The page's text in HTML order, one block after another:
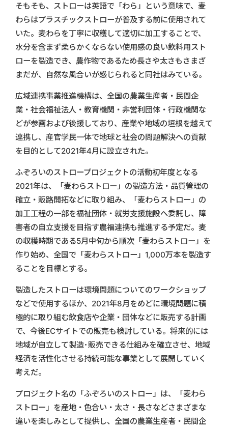
そもそも、ストローは英語で「わら」という意味で、麦
わらはプラスチックストローが普及する前に使用されて
いた。麦わらを丁寧に収穫して適切に加工することで、
水分を含まず柔らかくならない使用感の良い飲料用スト
ローを製造でき、農作物であるため長さや太さもさまざ
まだが、自然な風合いが感じられると同社はみている。
広域連携事業推進機構は、全国の農業生産者・民間企
業・社会福祉法人・教育機関・非営利団体・行政機関な
どが参画および後援しており、産業や地域の垣根を越えて
連携し、産官学民一体で地球と社会の問題解決への貢献
を目的として2021年4月に設立された。
ふぞろいのストロープロジェクトの活動初年度となる
2021年は、「麦わらストロー」の製造方法・品質管理の
確立・販路開拓などに取り組み、「麦わらストロー」の
加工工程の一部を福祉団体・就労支援施設へ委託し、障
害者の自立支援を目指す農福連携も推進する予定だ。麦
の収穫時期である5月中旬から順次「麦わらストロー」を
作り始め、全国で「麦わらストロー」1,000万本を製造す
ることを目標とする。
製造したストローは環境問題についてのワークショップ
などで使用するほか、2021年8月をめどに環境問題に積
極的に取り組む飲食店や企業・団体などに販売する計画
で、今後ECサイトでの販売も検討している。将来的には
地域が自立して製造･販売できる仕組みを確立させ、地域
経済を活性化させる持続可能な事業として展開していく
考えだ。
プロジェクト名の「ふぞろいのストロー」は、「麦わら
ストロー」を産地・色合い・太さ・長さなどさまざまな
違いを楽しみとして提供し、全国の農業生産者・民間企